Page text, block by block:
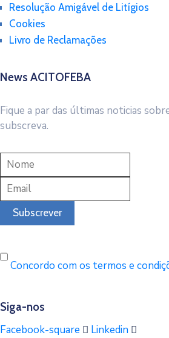
Resolução Amigável de Litígios
Cookies
Livro de Reclamações
News ACITOFEBA
Fique a par das últimas noticias
subscreva.
Concordo com os termos e
Siga-nos
Facebook-square
Linkedin